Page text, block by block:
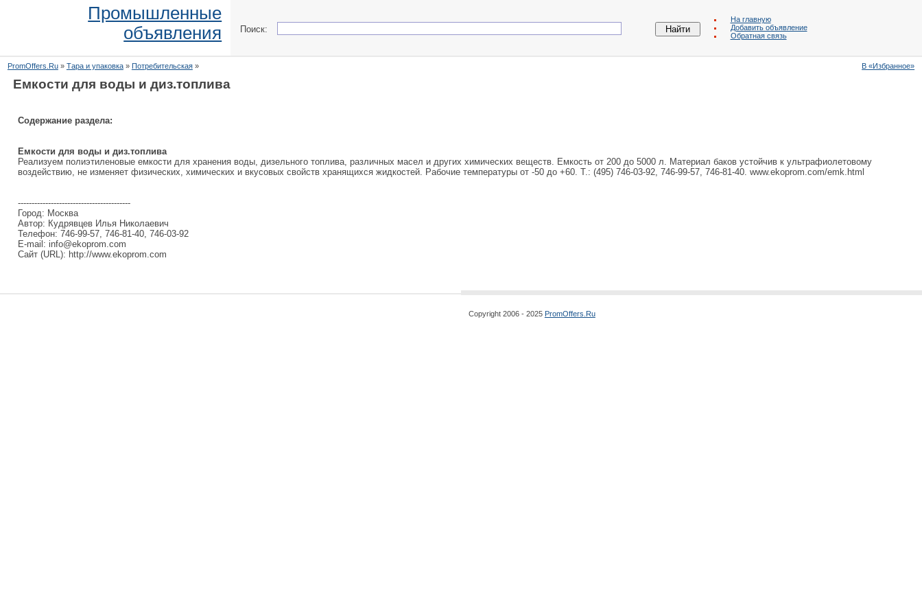
Промышленные
объявления
Поиск:
На главную
Добавить объявление
Обратная связь
PromOffers.Ru» Тара и упаковка» Потребительская» В «Избранное»
Емкости для воды и диз.топлива
Содержание раздела:
Емкости для воды и диз.топлива
Реализуем полиэтиленовые емкости для хранения воды, дизельного топлива, различных масел и других химических веществ. Емкость от 200 до 5000 л. Материал баков устойчив к ультрафиолетовому
воздействию, не изменяет физических, химических и вкусовых свойств хранящихся жидкостей. Рабочие температуры от -50 до +60. Т.: (495) 746-03-92, 746-99-57, 746-81-40. www.ekoprom.com/emk.html
-----------------------------------------
Город: Москва
Автор: Кудрявцев Илья Николаевич
Телефон: 746-99-57, 746-81-40, 746-03-92
E-mail: info@ekoprom.com
Сайт (URL): http://www.ekoprom.com
Copyright 2006 - 2025 PromOffers.Ru